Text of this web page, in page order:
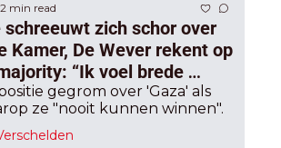
2 min read
zich schor over
Kamer, De Wever rekent op
“Ik voel brede
bevolking”
gegrom over 'Gaza' als
ze "nooit kunnen winnen".